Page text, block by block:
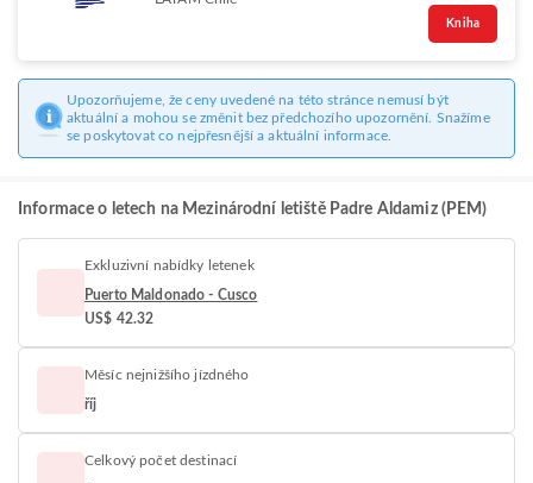
Kniha
Upozorňujeme, že ceny uvedené na této stránce nemusí být
aktuální a mohou se změnit bez předchozího upozornění. Snažíme
se poskytovat co nejpřesnější a aktuální informace.
Informace o letech na Mezinárodní letiště Padre Aldamiz (PEM)
Exkluzivní nabídky letenek
Puerto Maldonado - Cusco
US$ 42.32
Měsíc nejnižšího jízdného
říj
Celkový počet destinací